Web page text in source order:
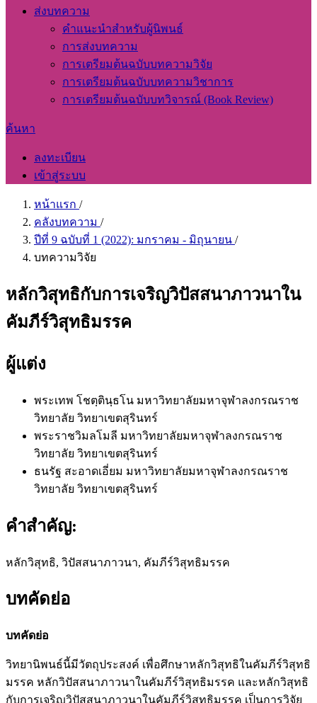
ส่งบทความ
คำแนะนำสำหรับผู้นิพนธ์
การส่งบทความ
การเตรียมต้นฉบับบทความวิจัย
การเตรียมต้นฉบับบทความวิชาการ
การเตรียมต้นฉบับบทวิจารณ์ (Book Review)
ค้นหา
ลงทะเบียน
เข้าสู่ระบบ
หน้าแรก /
คลังบทความ /
ปีที่ 9 ฉบับที่ 1 (2022): มกราคม - มิถุนายน /
บทความวิจัย
หลักวิสุทธิกับการเจริญวิปัสสนาภาวนาใน
คัมภีร์วิสุทธิมรรค
ผู้แต่ง
พระเทพ โชตฺตินฺธโน มหาวิทยาลัยมหาจุฬาลงกรณราช
วิทยาลัย วิทยาเขตสุรินทร์
พระราชวิมลโมลี มหาวิทยาลัยมหาจุฬาลงกรณราช
วิทยาลัย วิทยาเขตสุรินทร์
ธนรัฐ สะอาดเอี่ยม มหาวิทยาลัยมหาจุฬาลงกรณราช
วิทยาลัย วิทยาเขตสุรินทร์
คำสำคัญ:
หลักวิสุทธิ, วิปัสสนาภาวนา, คัมภีร์วิสุทธิมรรค
บทคัดย่อ
บทคัดย่อ
วิทยานิพนธ์นี้มีวัตถุประสงค์ เพื่อศึกษาหลักวิสุทธิในคัมภีร์วิสุทธิ
มรรค หลักวิปัสสนาภาวนาในคัมภีร์วิสุทธิมรรค และหลักวิสุทธิ
กับการเจริญวิปัสสนาภาวนาในคัมภีร์วิสุทธิมรรค เป็นการวิจัย